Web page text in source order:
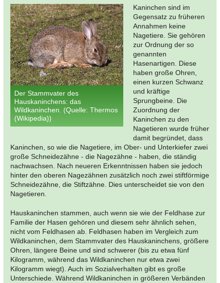
Der Stammvater des
Hauskaninchens: das
Wildkaninchen. (Quelle: Thermos
(Wikipedia))
Kaninchen sind im
Gegensatz zu früheren
Annahmen keine
Nagetiere. Sie gehören
zur Ordnung der so
genannten
Hasenartigen. Diese
haben große Ohren,
einen kurzen Schwanz
und kräftige
Sprungbeine. Die
Zuordnung der
Kaninchen zu den
Nagetieren wurde früher
damit begründet, dass
Kaninchen, so wie die Nagetiere, im Ober- und Unterkiefer zwei
große Schneidezähne - die Nagezähne - haben, die ständig
nachwachsen. Nach neueren Erkenntnissen haben sie jedoch
hinter den oberen Nagezähnen zusätzlich noch zwei stiftförmige
Schneidezähne, die Stiftzähne. Dies unterscheidet sie von den
Nagetieren.
Hauskaninchen stammen, auch wenn sie wie der Feldhase zur
Familie der Hasen gehören und diesem sehr ähnlich sehen,
nicht vom Feldhasen ab. Feldhasen haben im Vergleich zum
Wildkaninchen, dem Stammvater des Hauskaninchens, größere
Ohren, längere Beine und sind schwerer (bis zu etwa fünf
Kilogramm, während das Wildkaninchen nur etwa zwei
Kilogramm wiegt). Auch im Sozialverhalten gibt es große
Unterschiede. Während Wildkaninchen in größeren Verbänden